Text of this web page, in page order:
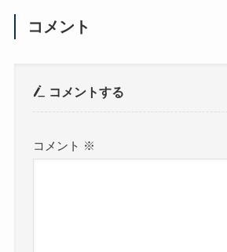
コメント
コメントする
コメント ※